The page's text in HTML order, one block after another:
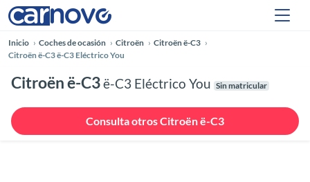
Inicio Coches de ocasión Citroën
Citroën ë-C3
Citroën ë-C3 ë-C3 Eléctrico You
Citroën ë-C3ë-C3 Eléctrico You Sin matricular
Consulta otros Citroën ë-C3